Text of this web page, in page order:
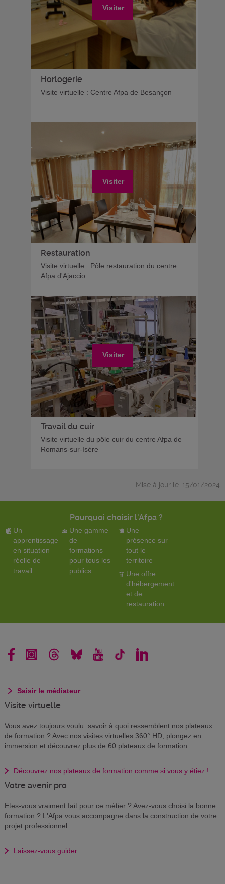
Visiter
Horlogerie
Visite virtuelle : Centre Afpa de Besançon
Visiter
Restauration
Visite virtuelle : Pôle restauration du centre
Afpa d'Ajaccio
Visiter
Travail du cuir
Visite virtuelle du pôle cuir du centre Afpa de
Romans-sur-Isère
Mise à jour le :15/01/2024
Pourquoi choisir l'Afpa ?
Un
apprentissage
en situation
réelle de
travail
Une gamme
de
formations
pour tous les
publics
Une
présence sur
tout le
territoire
Une offre
d'hébergement
et de
restauration
Saisir le médiateur
Visite virtuelle
Vous avez toujours voulu savoir à quoi ressemblent nos plateaux
de formation ? Avec nos visites virtuelles 360° HD, plongez en
immersion et découvrez plus de 60 plateaux de formation.
Découvrez nos plateaux de formation comme si vous y étiez !
Votre avenir pro
Etes-vous vraiment fait pour ce métier ? Avez-vous choisi la bonne
formation ? L'Afpa vous accompagne dans la construction de votre
projet professionnel
Laissez-vous guider